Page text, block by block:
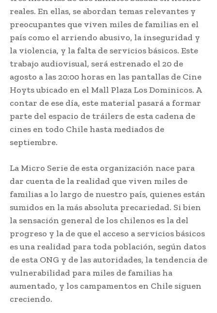
reales. En ellas, se abordan temas relevantes y
preocupantes que viven miles de familias en el
país como el arriendo abusivo, la inseguridad y
la violencia, y la falta de servicios básicos. Este
trabajo audiovisual, será estrenado el 20 de
agosto a las 20:00 horas en las pantallas de Cine
Hoyts ubicado en el Mall Plaza Los Dominicos. A
contar de ese día, este material pasará a formar
parte del espacio de tráilers de esta cadena de
cines en todo Chile hasta mediados de
septiembre.
La Micro Serie de esta organización nace para
dar cuenta de la realidad que viven miles de
familias a lo largo de nuestro país, quienes están
sumidos en la más absoluta precariedad. Si bien
la sensación general de los chilenos es la del
progreso y la de que el acceso a servicios básicos
es una realidad para toda población, según datos
de esta ONG y de las autoridades, la tendencia de
vulnerabilidad para miles de familias ha
aumentado, y los campamentos en Chile siguen
creciendo.